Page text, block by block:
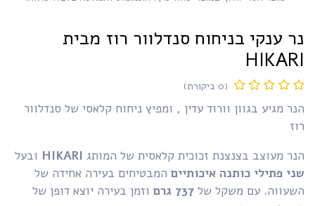
ענקי בניחוח סנדלוור רוז מבית
(0 ביקורת)
מגיע בגוון וורוד עדין , ומפיץ ניחוח קלאסי של סנדלוור
מעוצב בצנצנת זכוכית קלאסית של המותגHIKARI ובעל
פתילי כותנה איכותייםהמבטיחים בעירה אחידה של
עם משקל של737 גרם
וזמן בעירה יוצא דופן של